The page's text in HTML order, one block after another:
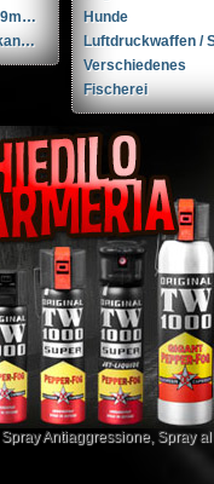
Glock 17 gén. 4 9x19mm Parabellum/Luger/NATO
Chiappa Armi Alaskan 1892 .44 Remington Magnum
Hunde
Luftdruckwaffen /
Verschiedenes
Fischerei
Spray Antiaggressione, Spray